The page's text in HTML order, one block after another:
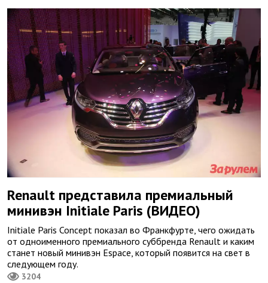
Renault представила премиальный
минивэн Initiale Paris (ВИДЕО)
Initiale Paris Concept показал во Франкфурте, чего ожидать
от одноименного премиального суббренда Renault и каким
станет новый минивэн Espace, который появится на свет в
следующем году.
3204